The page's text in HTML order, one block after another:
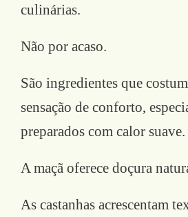
culinárias.
Não por acaso.
São ingredientes que
sensação de conforto,
preparados com calor suave.
A maçã oferece doçura
As castanhas acrescentam